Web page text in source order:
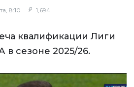
8:10 1,694
квалификации Лиги
сезоне 2025/26.